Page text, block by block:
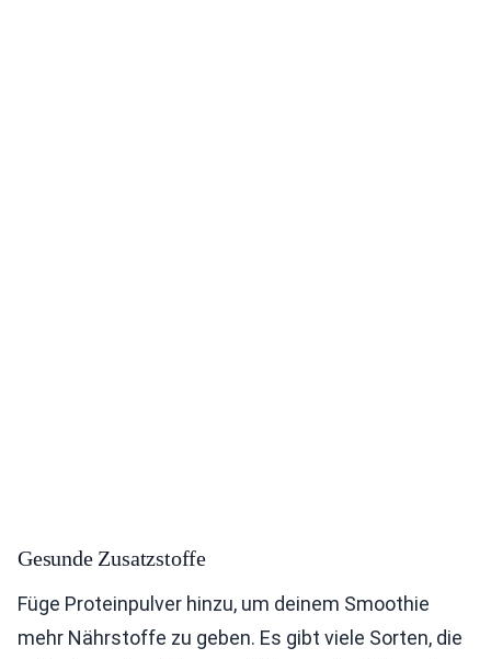
Gesunde Zusatzstoffe
Füge Proteinpulver hinzu, um deinem Smoothie
mehr Nährstoffe zu geben. Es gibt viele Sorten, die